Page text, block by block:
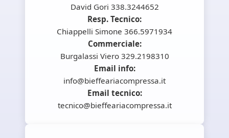
David Gori 338.3244652
Resp. Tecnico:
Chiappelli Simone 366.5971934
Commerciale:
Burgalassi Viero 329.2198310
Email info:
info@bieffeariacompressa.it
Email tecnico:
tecnico@bieffeariacompressa.it